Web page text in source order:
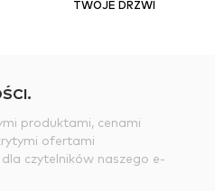
TWOJE DRZWI
produktami, cenami
ofertami
czytelników naszego e-